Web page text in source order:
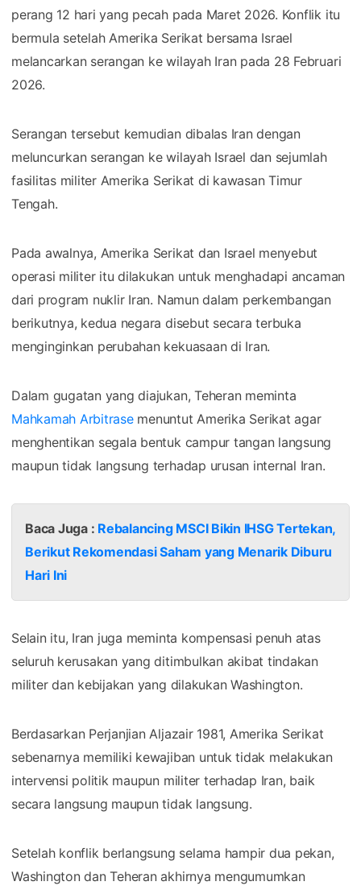
perang 12 hari yang pecah pada Maret 2026. Konflik itu
bermula setelah Amerika Serikat bersama Israel
melancarkan serangan ke wilayah Iran pada 28 Februari
2026.
Serangan tersebut kemudian dibalas Iran dengan
meluncurkan serangan ke wilayah Israel dan sejumlah
fasilitas militer Amerika Serikat di kawasan Timur
Tengah.
Pada awalnya, Amerika Serikat dan Israel menyebut
operasi militer itu dilakukan untuk menghadapi ancaman
dari program nuklir Iran. Namun dalam perkembangan
berikutnya, kedua negara disebut secara terbuka
menginginkan perubahan kekuasaan di Iran.
Dalam gugatan yang diajukan, Teheran meminta
Mahkamah Arbitrase menuntut Amerika Serikat agar
menghentikan segala bentuk campur tangan langsung
maupun tidak langsung terhadap urusan internal Iran.
Baca Juga : Rebalancing MSCI Bikin IHSG Tertekan,
Berikut Rekomendasi Saham yang Menarik Diburu
Hari Ini
Selain itu, Iran juga meminta kompensasi penuh atas
seluruh kerusakan yang ditimbulkan akibat tindakan
militer dan kebijakan yang dilakukan Washington.
Berdasarkan Perjanjian Aljazair 1981, Amerika Serikat
sebenarnya memiliki kewajiban untuk tidak melakukan
intervensi politik maupun militer terhadap Iran, baik
secara langsung maupun tidak langsung.
Setelah konflik berlangsung selama hampir dua pekan,
Washington dan Teheran akhirnya mengumumkan